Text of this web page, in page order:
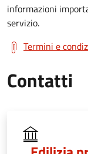
informazioni
servizio.
Termini e
Contatti